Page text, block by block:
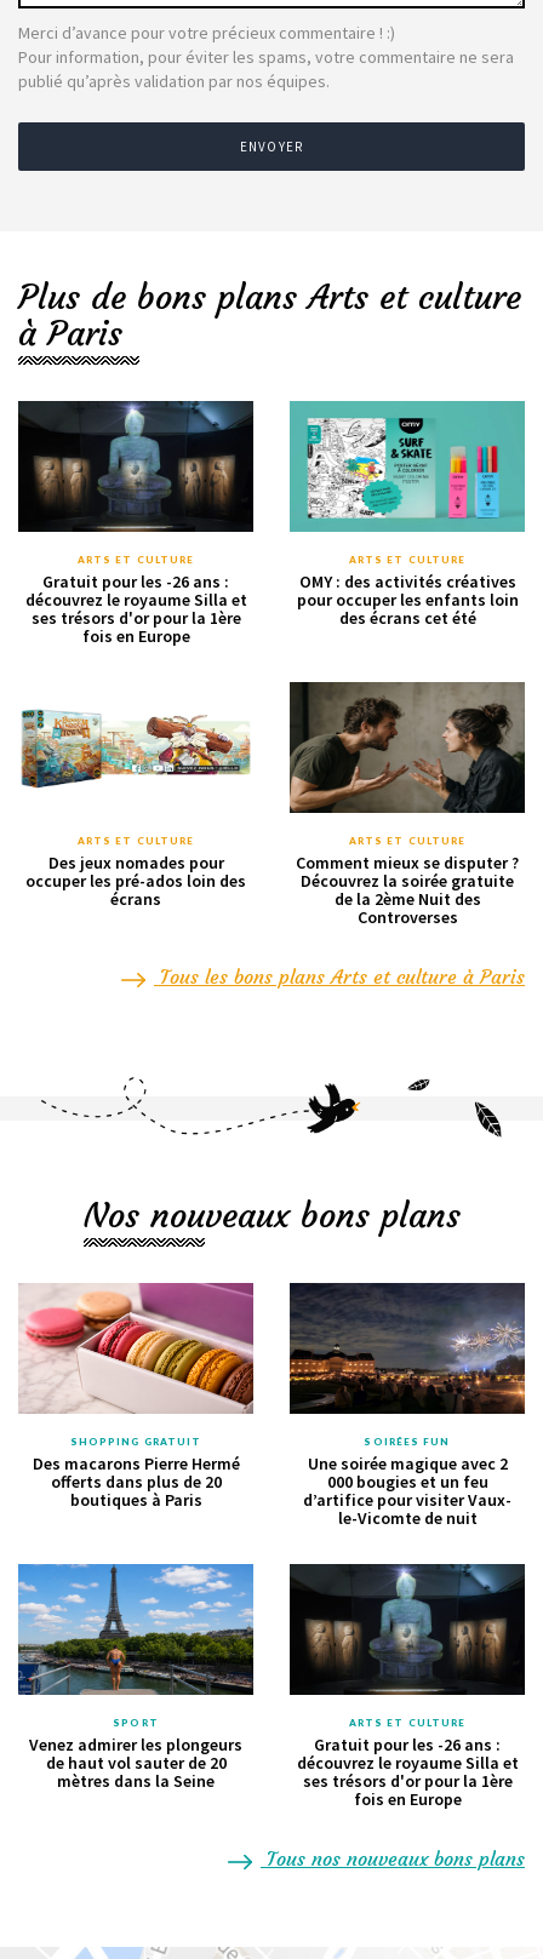
Merci d’avance pour votre précieux commentaire ! :)
Pour information, pour éviter les spams, votre commentaire ne sera
publié qu’après validation par nos équipes.
ENVOYER
Plus de bons plans Arts et culture
à Paris
ARTS ET CULTURE
Gratuit pour les -26 ans :
découvrez le royaume Silla et
ses trésors d'or pour la 1ère
fois en Europe
ARTS ET CULTURE
OMY : des activités créatives
pour occuper les enfants loin
des écrans cet été
ARTS ET CULTURE
Des jeux nomades pour
occuper les pré-ados loin des
écrans
ARTS ET CULTURE
Comment mieux se disputer ?
Découvrez la soirée gratuite
de la 2ème Nuit des
Controverses
Tous les bons plans Arts et culture à Paris
Nos nouveaux bons plans
SHOPPING GRATUIT
Des macarons Pierre Hermé
offerts dans plus de 20
boutiques à Paris
SOIRÉES FUN
Une soirée magique avec 2
000 bougies et un feu
d’artifice pour visiter Vaux-
le-Vicomte de nuit
SPORT
Venez admirer les plongeurs
de haut vol sauter de 20
mètres dans la Seine
ARTS ET CULTURE
Gratuit pour les -26 ans :
découvrez le royaume Silla et
ses trésors d'or pour la 1ère
fois en Europe
Tous nos nouveaux bons plans